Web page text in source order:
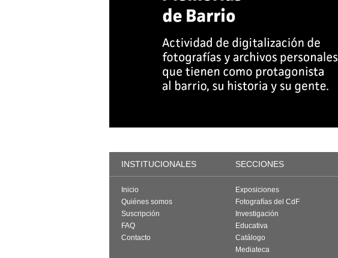
INSTITUCIONALES SECCIONES
Inicio
Quiénes somos
Suscripción
FAQ
Contacto
Exposiciones
Fotografías del CdF
Investigación
Educativa
Catálogo
Mediateca